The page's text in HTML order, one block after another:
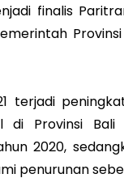
finalis
terjadi
di Provinsi Bali
2020,
penurunan